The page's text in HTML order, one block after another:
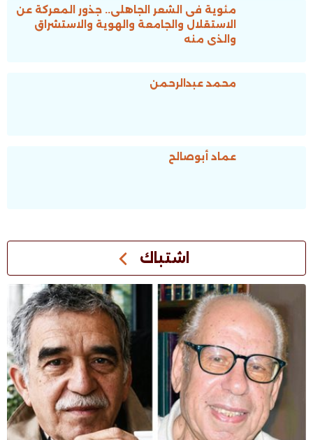
مئوية فى الشعر الجاهلى.. جذور المعركة عن
الاستقلال والجامعة والهوية والاستشراق
والذى منه
محمد عبدالرحمن
عماد أبوصالح
اشتباك